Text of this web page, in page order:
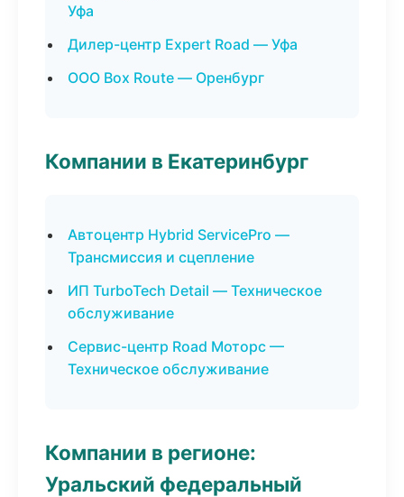
Уфа
Дилер-центр Expert Road — Уфа
ООО Box Route — Оренбург
Компании в Екатеринбург
Автоцентр Hybrid ServicePro —
Трансмиссия и сцепление
ИП TurboTech Detail — Техническое
обслуживание
Сервис-центр Road Моторс —
Техническое обслуживание
Компании в регионе:
Уральский федеральный